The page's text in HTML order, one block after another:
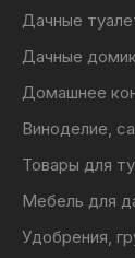
Дачные
Дачные
Домашнее
Виноделие,
Товары для
Мебель для
Удобрения,